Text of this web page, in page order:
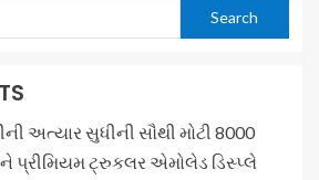
Search
અત્યાર સુધીની સૌથી મોટી 8000
ટ્રુકલર એમોલેડ ડિસ્પ્લે